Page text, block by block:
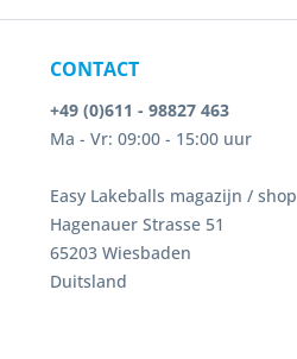
CONTACT
+49 (0)611 - 98827 463
Ma - Vr: 09:00 - 15:00 uur
Easy Lakeballs magazijn / shop
Hagenauer Strasse 51
65203 Wiesbaden
Duitsland